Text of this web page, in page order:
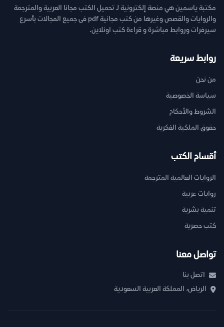
مكتبة ياسمين هي منصة إلكترونية لـ تحميل الكتب مجانا العربية والمترجمة
والروايات والقصص وغيرها من كتب مجانية pdf فى جميع المجالات بأسرع
سيرفرات وروابط مباشرة و قراءة كتب اونلاين.
روابط سريعة
من نحن
سياسة الخصوصية
الشروط والأحكام
حقوق الملكية الفكرية
أقسام الكتب
الروايات العالمية المترجمة
روايات عربية
تنمية بشرية
كتب حصرية
تواصل معنا
اتصل بنا
الرياض، المملكة العربية السعودية